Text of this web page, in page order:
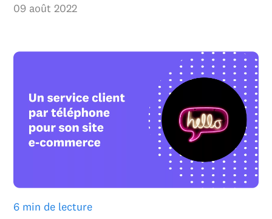
09 août 2022
6 min de lecture